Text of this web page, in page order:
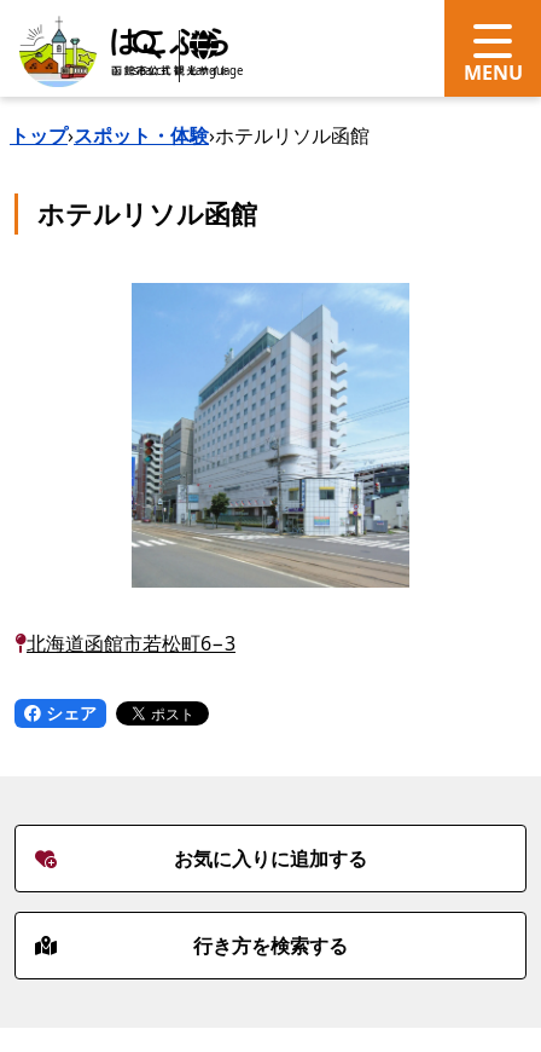
search Language
トップ›スポット・体験›ホテルリソル函館
ホテルリソル函館
北海道函館市若松町6−3
シェア
お気に入りに追加する
行き方を検索する